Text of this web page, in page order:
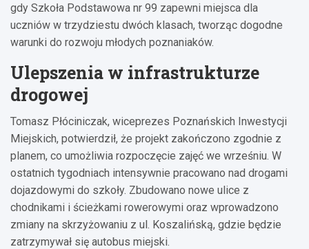
gdy Szkoła Podstawowa nr 99 zapewni miejsca dla
uczniów w trzydziestu dwóch klasach, tworząc dogodne
warunki do rozwoju młodych poznaniaków.
Ulepszenia w infrastrukturze
drogowej
Tomasz Płóciniczak, wiceprezes Poznańskich Inwestycji
Miejskich, potwierdził, że projekt zakończono zgodnie z
planem, co umożliwia rozpoczęcie zajęć we wrześniu. W
ostatnich tygodniach intensywnie pracowano nad drogami
dojazdowymi do szkoły. Zbudowano nowe ulice z
chodnikami i ścieżkami rowerowymi oraz wprowadzono
zmiany na skrzyżowaniu z ul. Koszalińską, gdzie będzie
zatrzymywał się autobus miejski.